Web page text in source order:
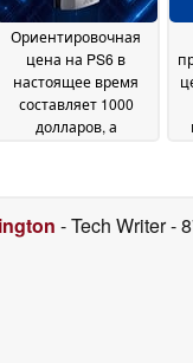
Ориентировочная
цена на PS6 в
настоящее время
составляет 1000
долларов, а
дальнейшему
удорожанию
- Tech Writer-